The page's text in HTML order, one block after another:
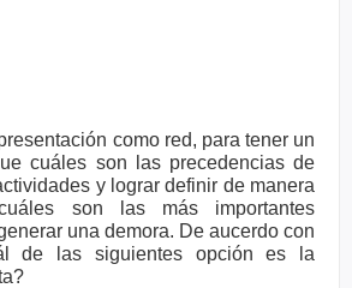
como red, para tener un
cuáles son las precedencias de
y lograr definir de manera
son las más importantes
una demora. De aucerdo con
de
las siguientes opción es la